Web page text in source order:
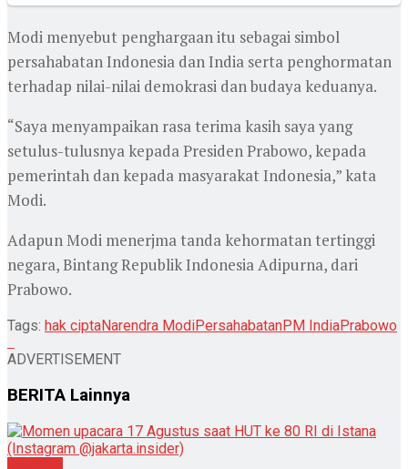
Modi menyebut penghargaan itu sebagai simbol
persahabatan Indonesia dan India serta penghormatan
terhadap nilai-nilai demokrasi dan budaya keduanya.
“Saya menyampaikan rasa terima kasih saya yang
setulus-tulusnya kepada Presiden Prabowo, kepada
pemerintah dan kepada masyarakat Indonesia,” kata
Modi.
Adapun Modi menerjma tanda kehormatan tertinggi
negara, Bintang Republik Indonesia Adipurna, dari
Prabowo.
Tags: hak ciptaNarendra ModiPersahabatanPM IndiaPrabowo
ADVERTISEMENT
BERITA Lainnya